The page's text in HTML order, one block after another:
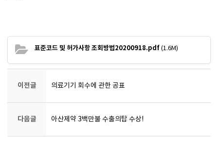
표준코드 및 허가사항 조회방법20200918.pdf (1.6M)
이전글 의료기기 회수에 관한 공표
다음글 아산제약 3백만불 수출의탑 수상!